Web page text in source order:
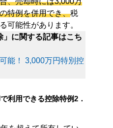
特例を併用でき、税
可能性があります。
」に関する記事はこち
能！ 3,000万円特別控
利用できる控除特例2．